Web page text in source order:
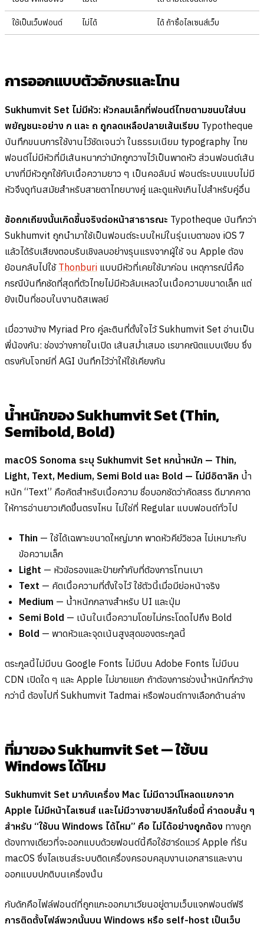
ใช้เป็นเว็บฟอนต์ ไม่ได้ ได้ ถ้าซื้อไลเซนส์เว็บ
การออกแบบตัวอักษรและโทน
Sukhumvit Set ไม่มีหัว: หัวกลมเล็กที่ฟอนต์ไทยตามขนบใส่บน
พยัญชนะอย่าง ก และ ถ ถูกลดเหลือปลายเส้นเรียบ Typotheque
บันทึกขนบการใช้งานไว้ชัดเจนว่า ในธรรมเนียม typography ไทย
ฟอนต์ไม่มีหัวที่มีเส้นหนากว่ามักถูกวางไว้เป็นพาดหัว ส่วนฟอนต์เส้น
บางที่มีหัวถูกใช้กับเนื้อความยาว ๆ เป็นคอลัมน์ ฟอนต์ระบบแบบไม่มี
หัวจึงดูทันสมัยสำหรับสายตาไทยบางคู่ และดูแห้งเกินไปสำหรับคู่อื่น
ข้อถกเถียงนั้นเกิดขึ้นจริงต่อหน้าสาธารณะ Typotheque บันทึกว่า
Sukhumvit ถูกนำมาใช้เป็นฟอนต์ระบบใหม่ในรุ่นเบตาของ iOS 7
แล้วได้รับเสียงตอบรับเชิงลบอย่างรุนแรงจากผู้ใช้ จน Apple ต้อง
ย้อนกลับไปใช้ Thonburi แบบมีหัวที่เคยใช้มาก่อน เหตุการณ์นี้คือ
กรณีบันทึกชัดที่สุดที่ตัวไทยไม่มีหัวล้มเหลวในเนื้อความขนาดเล็ก แต่
ยังเป็นที่ชอบในงานดิสเพลย์
เมื่อวางข้าง Myriad Pro คู่ละตินที่ตั้งใจไว้ Sukhumvit Set อ่านเป็น
พี่น้องกัน: ช่องว่างภายในเปิด เส้นสม่ำเสมอ เรขาคณิตแบบเงียบ ซึ่ง
ตรงกับโจทย์ที่ AGI บันทึกไว้ว่าให้ใช้เคียงกัน
น้ำหนักของ Sukhumvit Set (Thin,
Semibold, Bold)
macOS Sonoma ระบุ Sukhumvit Set หกน้ำหนัก — Thin,
Light, Text, Medium, Semi Bold และ Bold — ไม่มีอิตาลิก น้ำ
หนัก “Text” คือคัตสำหรับเนื้อความ ชื่อบอกชัดว่าคัดสรร ดีมากคาด
ให้การอ่านยาวเกิดขึ้นตรงไหน ไม่ใช่ที่ Regular แบบฟอนต์ทั่วไป
Thin — ใช้ได้เฉพาะขนาดใหญ่มาก พาดหัวคีย์วิชวล ไม่เหมาะกับ
ข้อความเล็ก
Light — หัวข้อรองและป้ายกำกับที่ต้องการโทนเบา
Text — คัตเนื้อความที่ตั้งใจไว้ ใช้ตัวนี้เมื่อมีย่อหน้าจริง
Medium — น้ำหนักกลางสำหรับ UI และปุ่ม
Semi Bold — เน้นในเนื้อความโดยไม่กระโดดไปถึง Bold
Bold — พาดหัวและจุดเน้นสูงสุดของตระกูลนี้
ตระกูลนี้ไม่มีบน Google Fonts ไม่มีบน Adobe Fonts ไม่มีบน
CDN เปิดใด ๆ และ Apple ไม่ขายแยก ถ้าต้องการช่วงน้ำหนักที่กว้าง
กว่านี้ ต้องไปที่ Sukhumvit Tadmai หรือฟอนต์ทางเลือกด้านล่าง
ที่มาของ Sukhumvit Set — ใช้บน
Windows ได้ไหม
Sukhumvit Set มากับเครื่อง Mac ไม่มีดาวน์โหลดแยกจาก
Apple ไม่มีหน้าไลเซนส์ และไม่มีวางขายปลีกในชื่อนี้ คำตอบสั้น ๆ
สำหรับ “ใช้บน Windows ได้ไหม” คือ ไม่ได้อย่างถูกต้อง ทางถูก
ต้องทางเดียวที่จะออกแบบด้วยฟอนต์นี้คือใช้ฮาร์ดแวร์ Apple ที่รัน
macOS ซึ่งไลเซนส์ระบบติดเครื่องครอบคลุมงานเอกสารและงาน
ออกแบบปกติบนเครื่องนั้น
กับดักคือไฟล์ฟอนต์ที่ถูกแกะออกมาเวียนอยู่ตามเว็บแจกฟอนต์ฟรี
การติดตั้งไฟล์พวกนั้นบน Windows หรือ self-host เป็นเว็บ